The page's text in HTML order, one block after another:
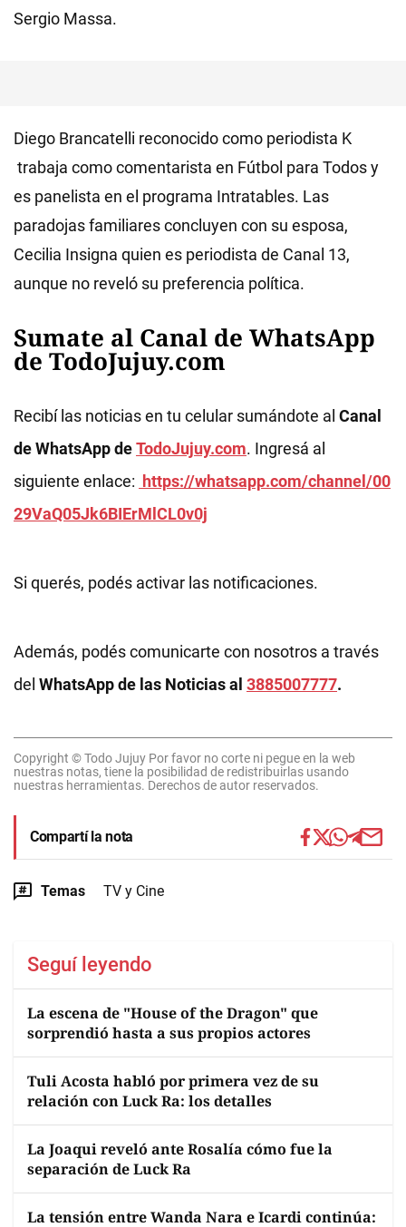
Sergio Massa.
Diego Brancatelli reconocido como periodista K
trabaja como comentarista en Fútbol para Todos y
es panelista en el programa Intratables. Las
paradojas familiares concluyen con su esposa,
Cecilia Insigna quien es periodista de Canal 13,
aunque no reveló su preferencia política.
Sumate al Canal de WhatsApp
de TodoJujuy.com
Recibí las noticias en tu celular sumándote al Canal
de WhatsApp deTodoJujuy.com. Ingresá al
siguiente enlace: https://whatsapp.com/channel/00
29VaQ05Jk6BIErMlCL0v0j
Si querés, podés activar las notificaciones.
Además, podés comunicarte con nosotros a través
del WhatsApp de las Noticias al 3885007777.
Copyright © Todo Jujuy Por favor no corte ni pegue en la web
nuestras notas, tiene la posibilidad de redistribuirlas usando
nuestras herramientas. Derechos de autor reservados.
Compartí la nota
Temas TV y Cine
Seguí leyendo
La escena de "House of the Dragon" que
sorprendió hasta a sus propios actores
Tuli Acosta habló por primera vez de su
relación con Luck Ra: los detalles
La Joaqui reveló ante Rosalía cómo fue la
separación de Luck Ra
La tensión entre Wanda Nara e Icardi continúa: